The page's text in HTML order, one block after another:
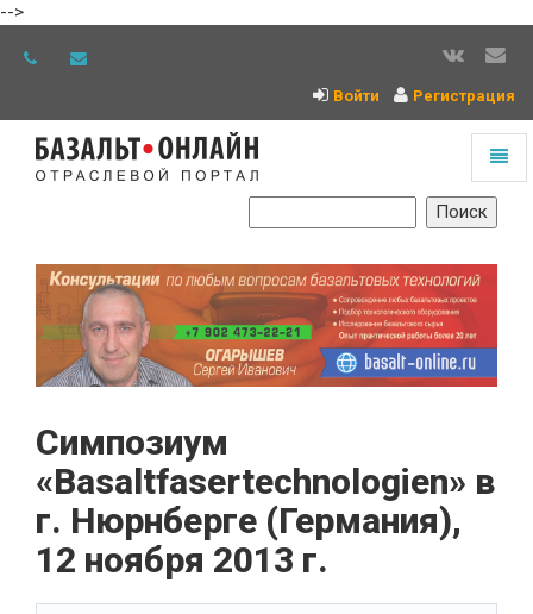
-->
Войти Регистрация
Симпозиум
«Basaltfasertechnologien» в
г. Нюрнберге (Германия),
12 ноября 2013 г.